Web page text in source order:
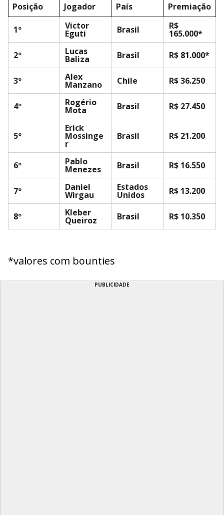
Posição Jogador País Premiação
1º Victor
Eguti Brasil R$
165.000*
2º
Lucas
Baliza Brasil R$ 81.000*
3º Alex
Manzano Chile R$ 36.250
4º Rogério
Mota Brasil R$ 27.450
5º
Erick
Mossinge
r
Brasil R$ 21.200
6º Pablo
Menezes Brasil R$ 16.550
7º Daniel
Wirgau
Estados
Unidos R$ 13.200
8º Kleber
Queiroz Brasil R$ 10.350
*valores com bounties
PUBLICIDADE